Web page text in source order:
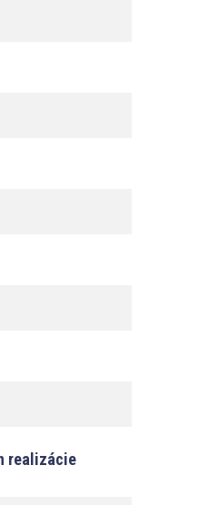
realizácie